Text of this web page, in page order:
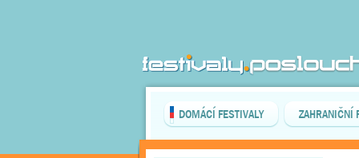
DOMÁCÍ FESTIVALY ZAHRANIČNÍ